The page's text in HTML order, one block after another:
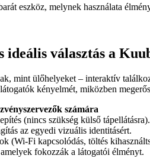
eszköz, melynek használata
ideális választás a
mint ülőhelyeket – interaktív
kényelmét, miközben
számára
(nincs szükség külső tápellátásra).
az egyedi vizuális identitásért.
(Wi-Fi kapcsolódás, töltés
fokozzák a látogatói élményt.